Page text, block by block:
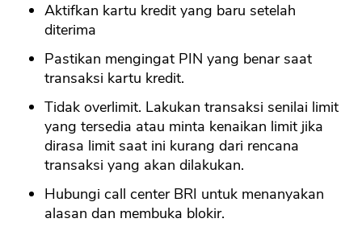
Aktifkan kartu kredit yang baru setelah
diterima
Pastikan mengingat PIN yang benar saat
transaksi kartu kredit.
Tidak overlimit. Lakukan transaksi senilai limit
yang tersedia atau minta kenaikan limit jika
dirasa limit saat ini kurang dari rencana
transaksi yang akan dilakukan.
Hubungi call center BRI untuk menanyakan
alasan dan membuka blokir.